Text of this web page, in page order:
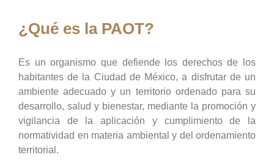
¿Qué es la PAOT?
Es un organismo que defiende los derechos de los
habitantes de la Ciudad de México, a disfrutar de un
ambiente adecuado y un territorio ordenado para su
desarrollo, salud y bienestar, mediante la promoción y
vigilancia de la aplicación y cumplimiento de la
normatividad en materia ambiental y del ordenamiento
territorial.